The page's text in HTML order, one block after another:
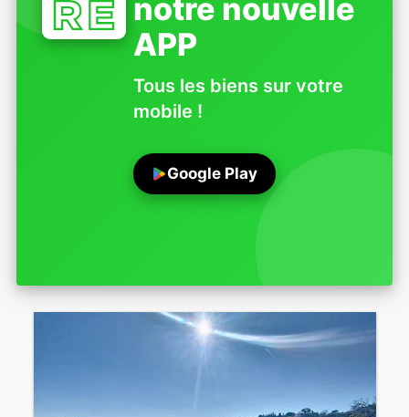
notre nouvelle
APP
Tous les biens sur votre
mobile !
Google Play